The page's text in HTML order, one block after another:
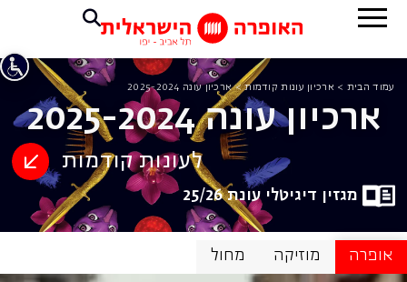
עמוד הבית > ארכיון עונות קודמות>ארכיון עונה 2025-2024
ארכיון עונה 2025-2024
לעונות קודמות
מגזין דיגיטלי עונת 25/26
אופרה מוזיקה מחול